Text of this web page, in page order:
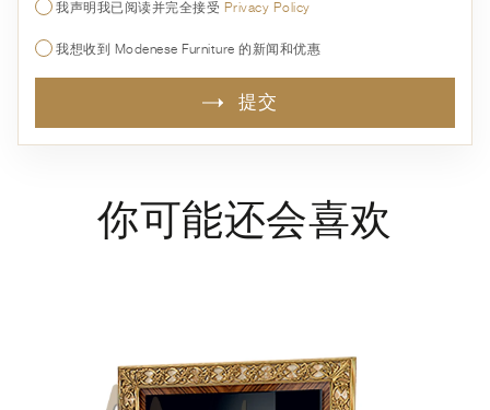
我声明我已阅读并完全接受 Privacy Policy
我想收到 Modenese Furniture 的新闻和优惠
提交
你可能还会喜欢